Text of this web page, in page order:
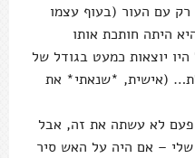
עם העור (בעוף עצמו
היתה חותכת אותו
יוצאות כמעט בגודל של
(אישית, *שנאתי* את
לא עשתה את זה, אבל
שלי – אם היה על האש סיר